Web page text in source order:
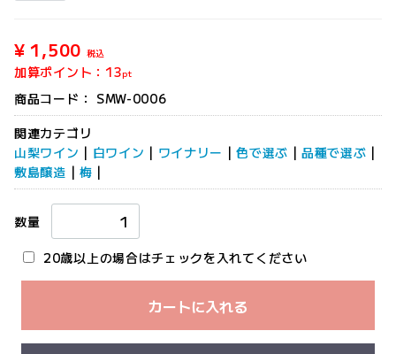
¥ 1,500 税込
加算ポイント： 13pt
商品コード： SMW-0006
関連カテゴリ
山梨ワイン | 白ワイン | ワイナリー |色で選ぶ |品種で選ぶ |
敷島醸造 | 梅 |
数量
20歳以上の場合はチェックを入れてください
カートに入れる